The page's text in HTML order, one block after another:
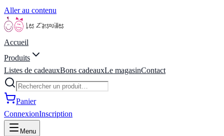
Aller au contenu
Accueil
Produits
Listes de cadeauxBons cadeauxLe magasinContact
Panier
ConnexionInscription
Menu